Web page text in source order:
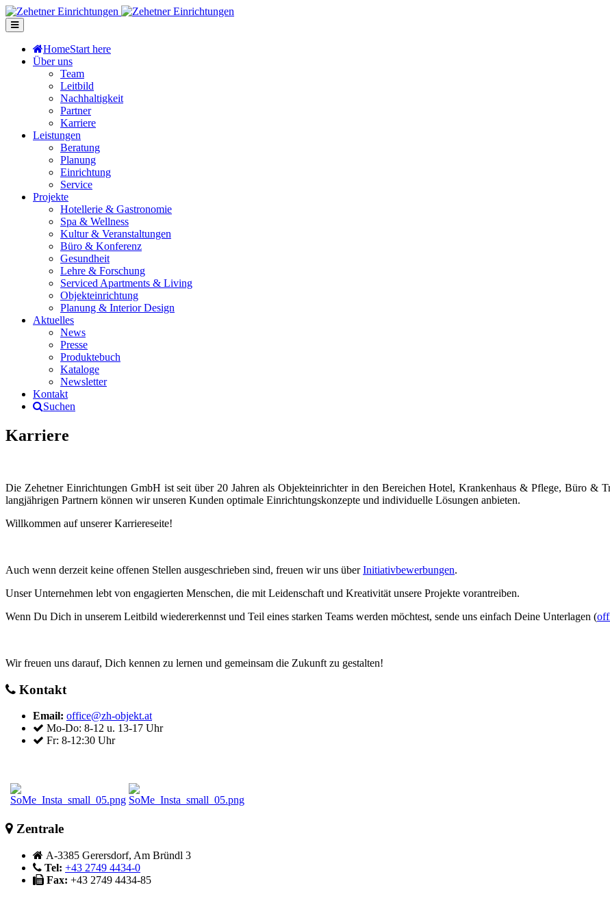
HomeStart here
Über uns
Team
Leitbild
Nachhaltigkeit
Partner
Karriere
Leistungen
Beratung
Planung
Einrichtung
Service
Projekte
Hotellerie & Gastronomie
Spa & Wellness
Kultur & Veranstaltungen
Büro & Konferenz
Gesundheit
Lehre & Forschung
Serviced Apartments & Living
Objekteinrichtung
Planung & Interior Design
Aktuelles
News
Presse
Produktebuch
Kataloge
Newsletter
Kontakt
Suchen
Karriere
Die Zehetner Einrichtungen GmbH ist seit über 20 Jahren als Objekteinrichter in den Bereichen Hotel, Krankenhaus & Pflege, Büro &
langjährigen Partnern können wir unseren Kunden optimale Einrichtungskonzepte und individuelle Lösungen anbieten.
Willkommen auf unserer Karriereseite!
Auch wenn derzeit keine offenen Stellen ausgeschrieben sind, freuen wir uns überInitiativbewerbungen.
Unser Unternehmen lebt von engagierten Menschen, die mit Leidenschaft und Kreativität unsere Projekte vorantreiben.
Wenn Du Dich in unserem Leitbild wiedererkennst und Teil eines starken Teams werden möchtest, sende uns einfach Deine Unterlagen (
Wir freuen uns darauf, Dich kennen zu lernen und gemeinsam die Zukunft zu gestalten!
Kontakt
Email: office@zh-objekt.at
Mo-Do: 8-12 u. 13-17 Uhr
Fr: 8-12:30 Uhr
Zentrale
A-3385 Gerersdorf, Am Bründl 3
Tel: +43 2749 4434-0
Fax: +43 2749 4434-85